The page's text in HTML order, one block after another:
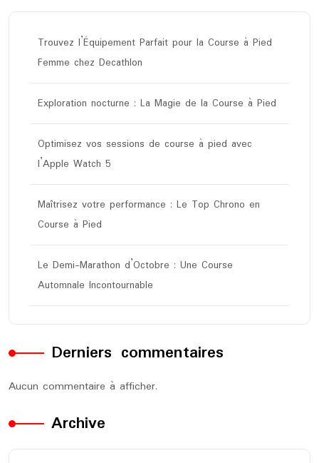
Trouvez l’Équipement Parfait pour la Course à Pied
Femme chez Decathlon
Exploration nocturne : La Magie de la Course à Pied
Optimisez vos sessions de course à pied avec
l’Apple Watch 5
Maîtrisez votre performance : Le Top Chrono en
Course à Pied
Le Demi-Marathon d’Octobre : Une Course
Automnale Incontournable
Derniers commentaires
Aucun commentaire à afficher.
Archive